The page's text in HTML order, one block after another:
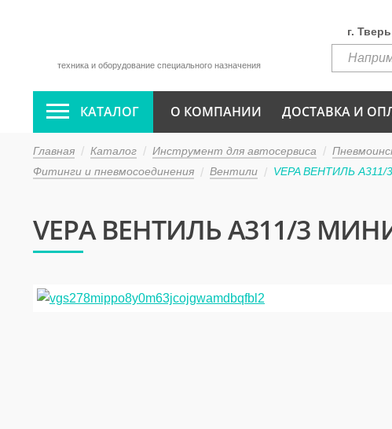
техника и оборудование специального назначения
г.
КАТАЛОГ О КОМПАНИИ ДОСТАВКА И
Главная Каталог Инструмент для автосервиса
Фитинги и пневмосоединения
Вентили VEPA ВЕНТИЛЬ A311/
VEPA ВЕНТИЛЬ A311/3